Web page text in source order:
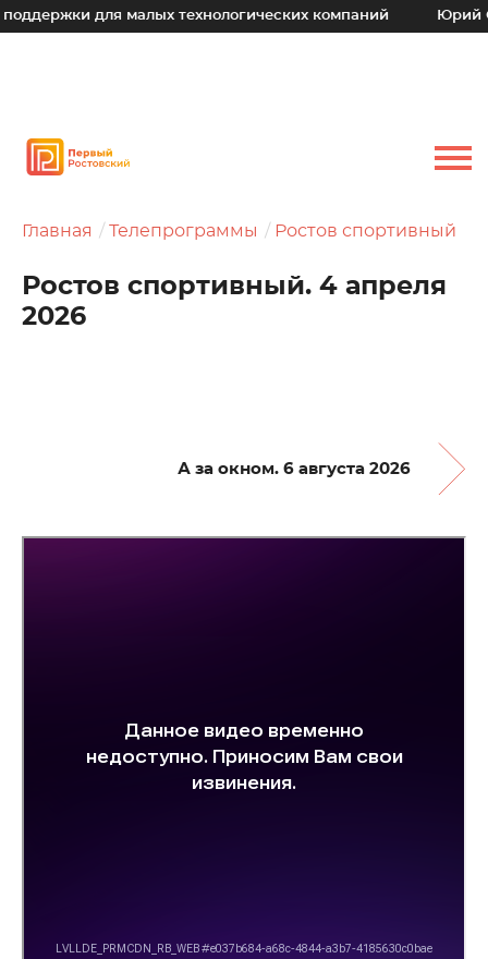
для малых технологических компаний Юрий Слюсарь:
Главная Телепрограммы Ростов спортивный
Ростов спортивный. 4 апреля
2026
А за окном. 6 августа 2026